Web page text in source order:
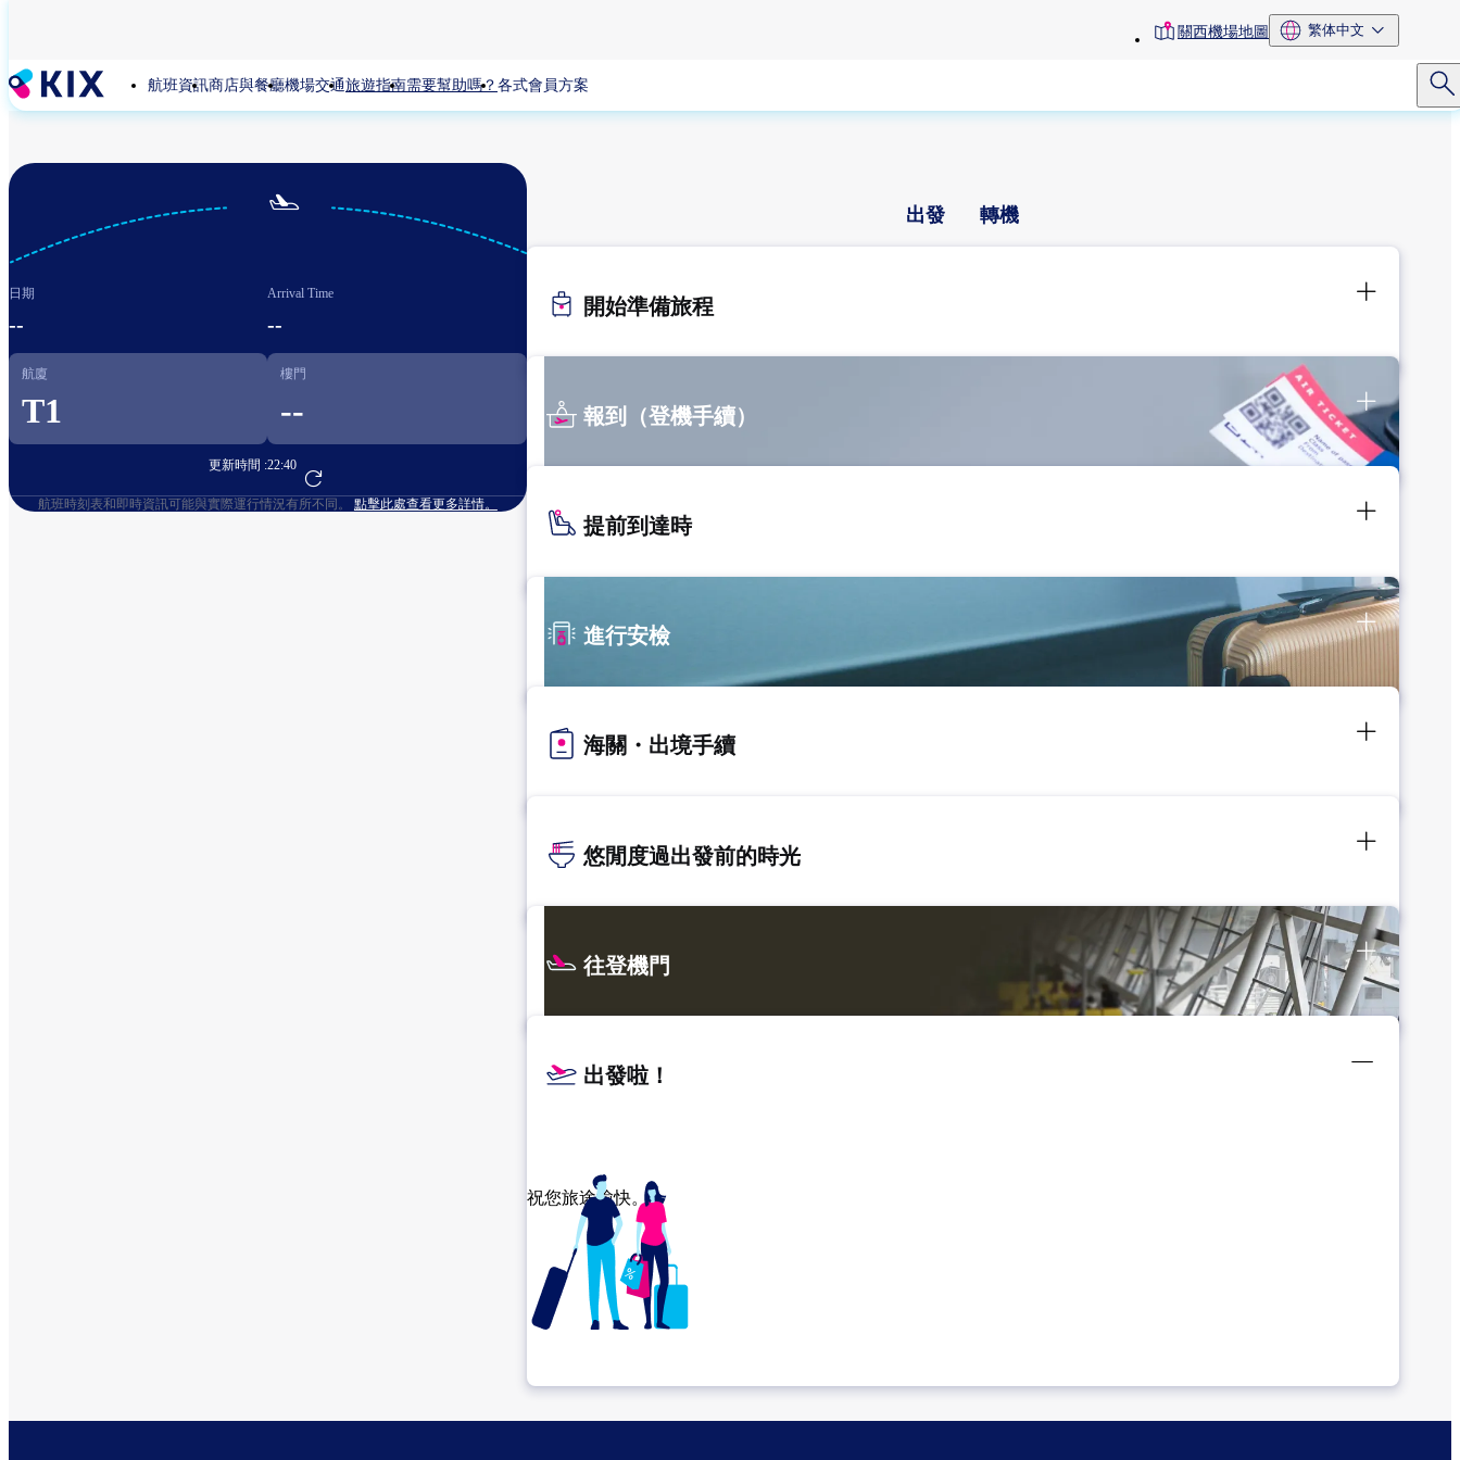
主
內
容
toolbar關西機場地圖 繁体中文
航班資訊商店與餐廳機場交通旅遊指南需要幫助嗎？ 各式會員方案

日期
--
Arrival Time
--
航廈
T1
樓門
--
更新時間 :22:40
前往航班預訂
航班時刻表和即時資訊可能與實際運行情況有所不同。 點擊此處查看更多詳情。
出發 轉機
開始準備旅程
報到（登機手續）
提前到達時
進行安檢
海關・出境手續
悠閒度過出發前的時光
往登機門
出發啦！
祝您旅途愉快。